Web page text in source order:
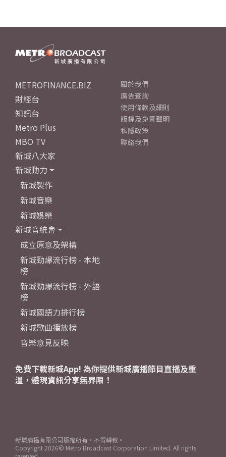
METROFINANCE.BIZ
財經台
知訊台
Metro Plus
MBO TV
新城八大家
新城動力
新城製作
新城音樂
新城娛樂
新城音統會
成立原意及架構
新城勁爆流行榜 - 本地
榜
新城勁爆流行榜 - 外語
榜
新城國語力排行榜
新城歌曲播放榜
音樂意見反映
關於我們
廣告查詢
使用條款及細則
版權及免責聲明
私隱政策
聯絡我們
免費下載新城App! 為你提供新城廣播節目直播及重
溫，體現資訊分享無界限！
新城廣播有限公司版權所有，不得轉載。
Copyright 2026© Metro Broadcast Corporation Limited. All rights